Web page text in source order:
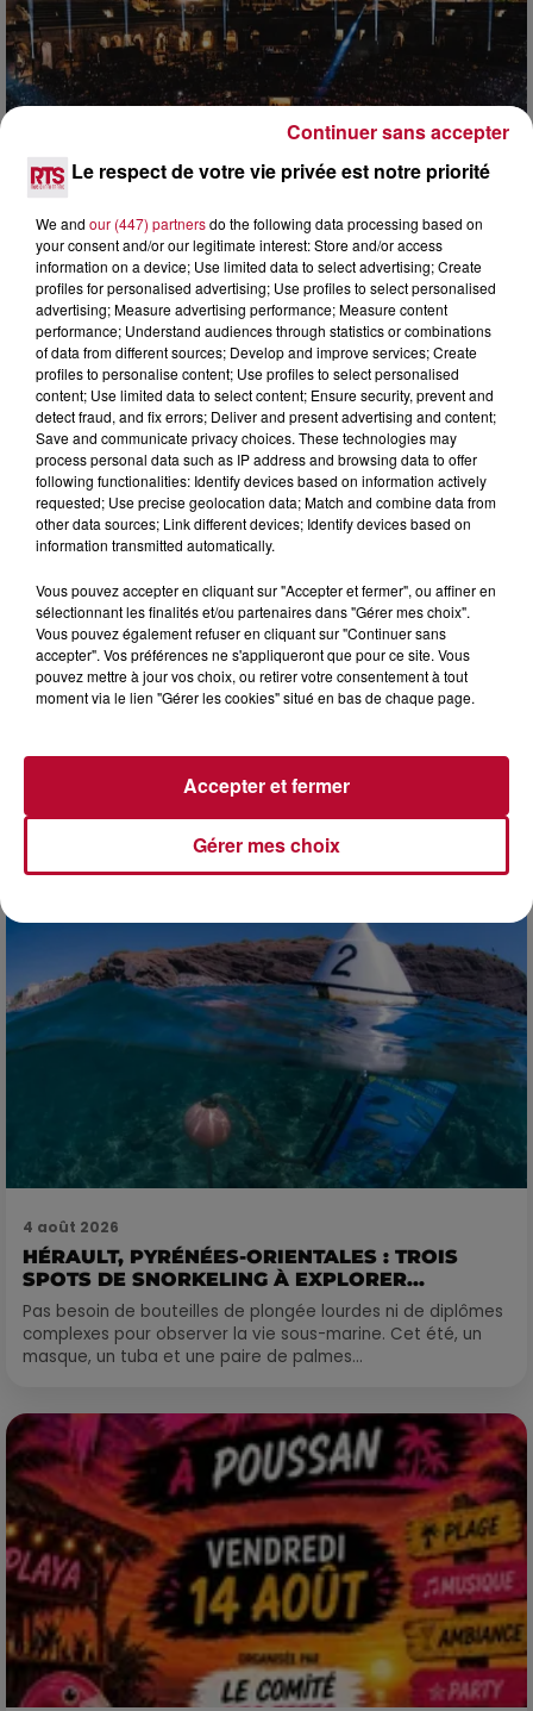
6 août 2026
NÎMES : « LE RÊVE DU GLADIATEUR » INVESTIT
LES ARÈNES CES 3...
Après un franc succès l'été dernier, le spectacle « Le Rêve
du gladiateur » revient illuminer l'amphithéâtre romain les 6,
7 et 8 août. Une fresque nocturne...
4 août 2026
HÉRAULT, PYRÉNÉES-ORIENTALES : TROIS
SPOTS DE SNORKELING À EXPLORER...
Pas besoin de bouteilles de plongée lourdes ni de diplômes
complexes pour observer la vie sous-marine. Cet été, un
masque, un tuba et une paire de palmes...
Le respect de votre vie privée est notre priorité
We and our (447) partnersdo the following data processing based on
your consent and/or our legitimate interest: Store and/or access
information on a device; Use limited data to select advertising; Create
profiles for personalised advertising; Use profiles to select personalised
advertising; Measure advertising performance; Measure content
performance; Understand audiences through statistics or combinations
of data from different sources; Develop and improve services; Create
profiles to personalise content; Use profiles to select personalised
content; Use limited data to select content; Ensure security, prevent and
detect fraud, and fix errors; Deliver and present advertising and content;
Save and communicate privacy choices. These technologies may
process personal data such as IP address and browsing data to offer
following functionalities: Identify devices based on information actively
requested; Use precise geolocation data; Match and combine data from
other data sources; Link different devices; Identify devices based on
information transmitted automatically.
Vous pouvez accepter en cliquant sur "Accepter et fermer", ou affiner en
sélectionnant les finalités et/ou partenaires dans "Gérer mes choix".
Vous pouvez également refuser en cliquant sur "Continuer sans
accepter". Vos préférences ne s'appliqueront que pour ce site. Vous
pouvez mettre à jour vos choix, ou retirer votre consentement à tout
moment via le lien "Gérer les cookies" situé en bas de chaque page.
Gérer mes choix
Accepter et fermer
Continuer sans accepter